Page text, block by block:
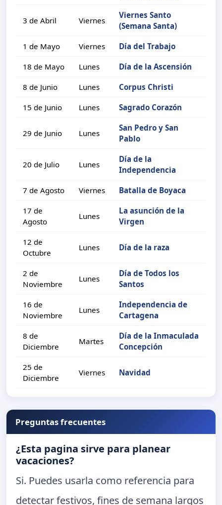
3 de Abril Viernes
Viernes Santo
(Semana Santa)
1 de Mayo Viernes Día del Trabajo
18 de Mayo Lunes Día de la Ascensión
8 de Junio Lunes Corpus Christi
15 de Junio Lunes Sagrado Corazón
29 de Junio Lunes
San Pedro y San
Pablo
20 de Julio Lunes
Día de la
Independencia
7 de Agosto Viernes Batalla de Boyaca
17 de
Agosto
Lunes
La asunción de la
Virgen
12 de
Octubre
Lunes Día de la raza
2 de
Noviembre
Lunes
Día de Todos los
Santos
16 de
Noviembre
Lunes
Independencia de
Cartagena
8 de
Diciembre
Martes
Día de la Inmaculada
Concepción
25 de
Diciembre
Viernes Navidad
Preguntas frecuentes
¿Esta pagina sirve para planear
vacaciones?
Si. Puedes usarla como referencia para
detectar festivos, fines de semana largos